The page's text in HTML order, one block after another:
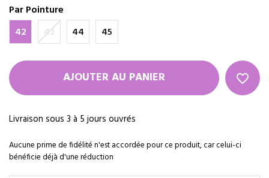
Par Pointure
42
43 44 45
AJOUTER AU PANIER favorite_border
Livraison sous 3 à 5 jours ouvrés
Aucune prime de fidélité n'est accordée pour ce produit, car celui-ci
bénéficie déjà d'une réduction